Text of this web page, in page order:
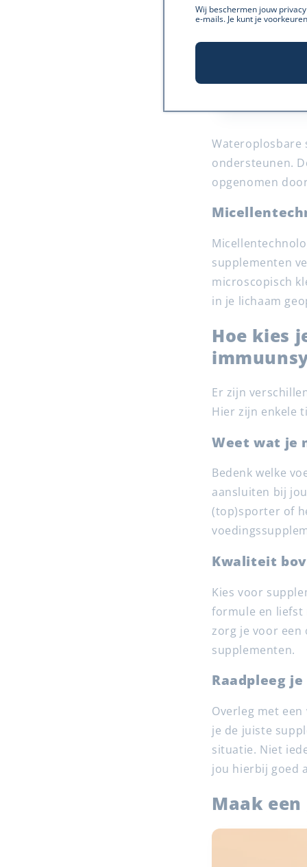
Wateroplosbare
ondersteunen.
opgenomen
supplementen
microscopisch
in je lichaam
Hoe kies
Er zijn
Hier zijn enkele
Weet wat je
Bedenk welke
aansluiten bij
(top)sporter of
Kwaliteit
Kies voor
formule en liefst
zorg je voor een
supplementen.
Raadpleeg
Overleg met
je de juiste
situatie. Niet
jou hierbij goed
Maak
Wij beschermen jouw
e-mails. Je kunt je